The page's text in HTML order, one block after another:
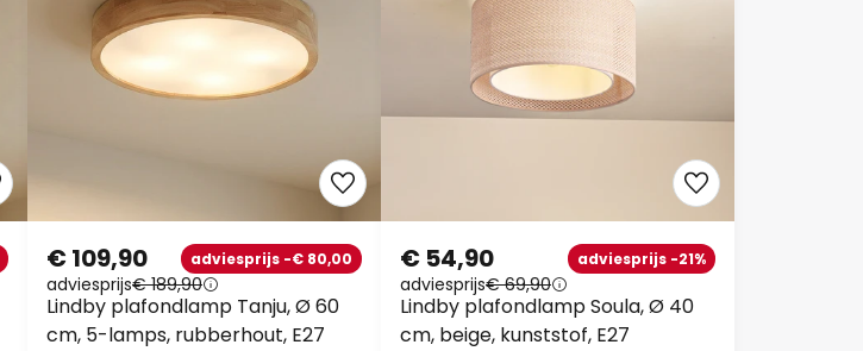
Lindby plafondlamp Tanju, Ø 60
cm, 5-lamps, rubberhout, E27
€ 109,90 adviesprijs -€ 80,00
adviesprijs€ 189,90
Lindby plafondlamp Soula, Ø 40
cm, beige, kunststof, E27
€ 54,90 adviesprijs -21%
adviesprijs€ 69,90